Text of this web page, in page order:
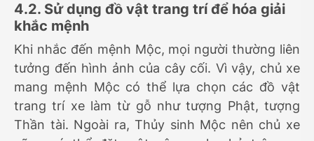
4.2. Sử dụng đồ vật trang trí để hóa giải
khắc mệnh
Khi nhắc đến mệnh Mộc, mọi người thường liên
tưởng đến hình ảnh của cây cối. Vì vậy, chủ xe
mang mệnh Mộc có thể lựa chọn các đồ vật
trang trí xe làm từ gỗ như tượng Phật, tượng
Thần tài. Ngoài ra, Thủy sinh Mộc nên chủ xe